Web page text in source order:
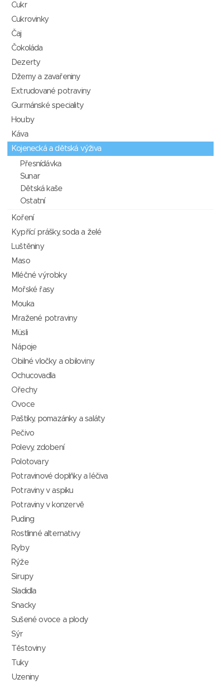
Cukr
Cukrovinky
Čaj
Čokoláda
Dezerty
Džemy a zavařeniny
Extrudované potraviny
Gurmánské speciality
Houby
Káva
Kojenecká a dětská výživa
Přesnídávka
Sunar
Dětská kaše
Ostatní
Koření
Kypřící prášky, soda a želé
Luštěniny
Maso
Mléčné výrobky
Mořské řasy
Mouka
Mražené potraviny
Müsli
Nápoje
Obilné vločky a obiloviny
Ochucovadla
Ořechy
Ovoce
Paštiky, pomazánky a saláty
Pečivo
Polevy, zdobení
Polotovary
Potravinové doplňky a léčiva
Potraviny v aspiku
Potraviny v konzervě
Puding
Rostlinné alternativy
Ryby
Rýže
Sirupy
Sladidla
Snacky
Sušené ovoce a plody
Sýr
Těstoviny
Tuky
Uzeniny